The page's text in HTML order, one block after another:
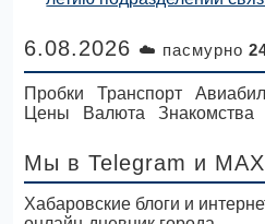
6.08.2026 ☁️ пасмурно
Пробки Транспорт
Цены
Валюта Знакомства
Мы в Telegram и MAX
Хабаровские блоги и